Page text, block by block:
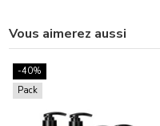
Vous aimerez aussi
-40%
Pack